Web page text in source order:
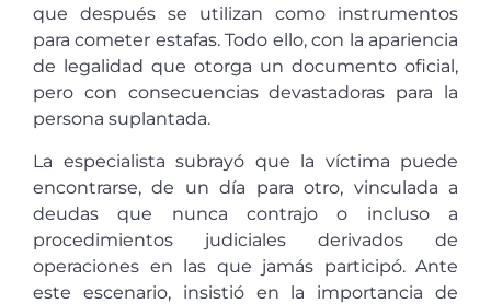
que después se utilizan como instrumentos
para cometer estafas. Todo ello, con la apariencia
de legalidad que otorga un documento oficial,
pero con consecuencias devastadoras para la
persona suplantada.
La especialista subrayó que la víctima puede
encontrarse, de un día para otro, vinculada a
deudas que nunca contrajo o incluso a
procedimientos judiciales derivados de
operaciones en las que jamás participó. Ante
este escenario, insistió en la importancia de